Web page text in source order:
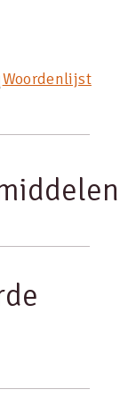
Woordenlijst